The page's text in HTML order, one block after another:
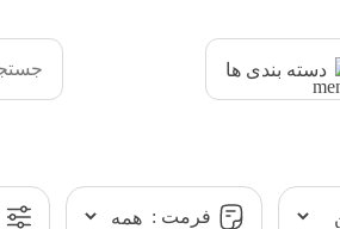
دسته بندی ها
فرمت :